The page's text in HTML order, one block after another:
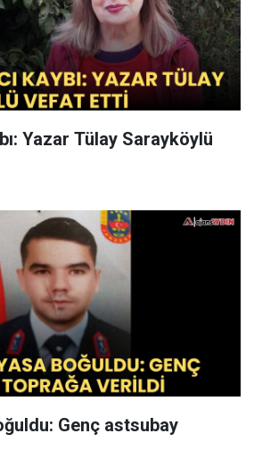
Yazar Tülay Sarayköylü
Genç astsubay